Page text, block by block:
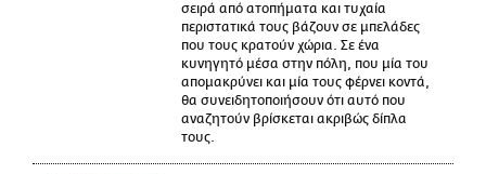
σειρά από ατοπήματα και τυχαία
περιστατικά τους βάζουν σε μπελάδες
που τους κρατούν χώρια. Σε ένα
κυνηγητό μέσα στην πόλη, που μία του
απομακρύνει και μία τους φέρνει κοντά,
θα συνειδητοποιήσουν ότι αυτό που
αναζητούν βρίσκεται ακριβώς δίπλα
τους.